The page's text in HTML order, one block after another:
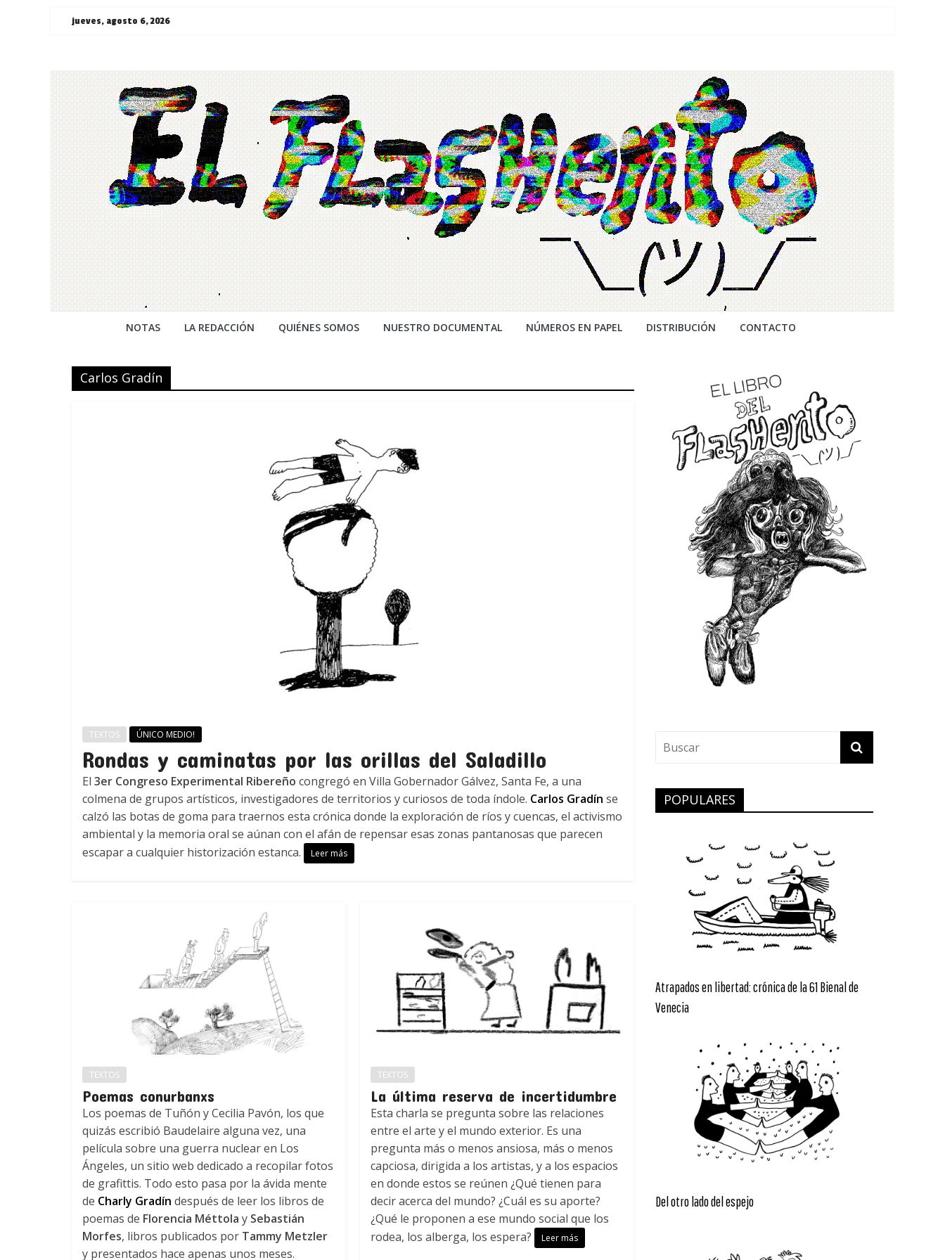
Saltarjueves, agosto 6, 2026
¯\_(ツ)_/
¯
NOTAS LA REDACCIÓN QUIÉNES SOMOS NUESTRO DOCUMENTAL NÚMEROS EN PAPEL DISTRIBUCIÓN CONTACTO
Carlos Gradín
TEXTOS ÚNICO MEDIO!
Rondas y caminatas por las orillas del Saladillo
El 3er Congreso Experimental Ribereño congregó en Villa Gobernador Gálvez, Santa Fe, a una
colmena de grupos artísticos, investigadores de territorios y curiosos de toda índole. Carlos Gradín se
calzó las botas de goma para traernos esta crónica donde la exploración de ríos y cuencas, el activismo
ambiental y la memoria oral se aúnan con el afán de repensar esas zonas pantanosas que parecen
escapar a cualquier historización estanca.
Leer más
TEXTOS
Poemas conurbanxs
Los poemas de Tuñón y Cecilia Pavón, los que
quizás escribió Baudelaire alguna vez, una
película sobre una guerra nuclear en Los
Ángeles, un sitio web dedicado a recopilar fotos
de grafittis. Todo esto pasa por la ávida mente
de Charly Gradín después de leer los libros de
poemas de Florencia Méttola y Sebastián
Morfes, libros publicados por Tammy Metzler
y presentados hace apenas unos meses.
TEXTOS
La última reserva de incertidumbre
Esta charla se pregunta sobre las relaciones
entre el arte y el mundo exterior. Es una
pregunta más o menos ansiosa, más o menos
capciosa, dirigida a los artistas, y a los espacios
en donde estos se reúnen ¿Qué tienen para
decir acerca del mundo? ¿Cuál es su aporte?
¿Qué le proponen a ese mundo social que los
rodea, los alberga, los espera?
Leer más
POPULARES
Atrapados en libertad: crónica de la 61 Bienal de
Venecia
Del otro lado del espejo